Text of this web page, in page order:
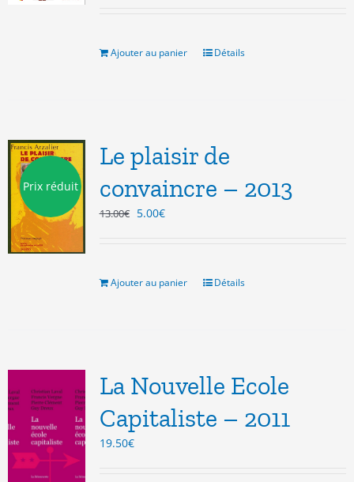
8.00€.3.00€.
Ajouter au panier Détails
Prix réduit
Le plaisir de
convaincre – 2013
13.00€ Le
13.00€.
5.00€Le
5.00€.
Ajouter au panier Détails
La Nouvelle Ecole
Capitaliste – 2011
19.50€